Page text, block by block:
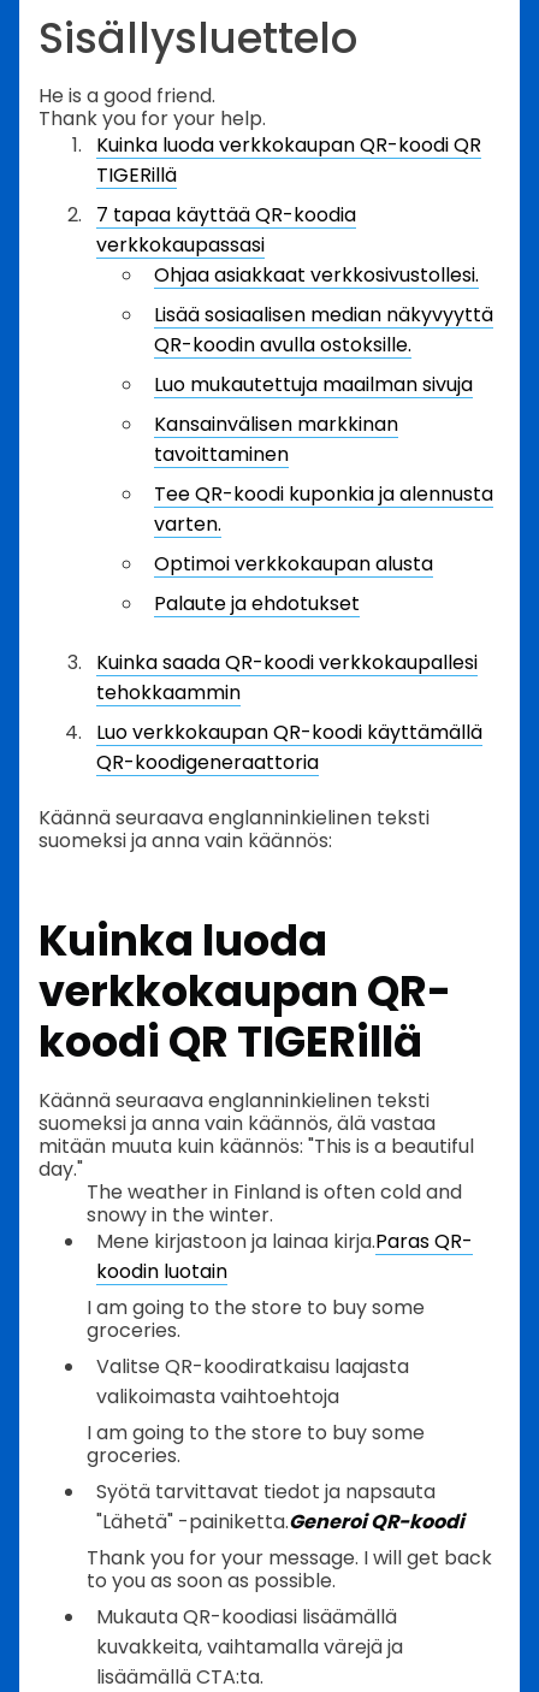
Sisällysluettelo
He is a good friend.
Thank you for your help.
Kuinka luoda verkkokaupan QR-koodi QR
TIGERillä
7 tapaa käyttää QR-koodia
verkkokaupassasi
Ohjaa asiakkaat verkkosivustollesi.
Lisää sosiaalisen median näkyvyyttä
QR-koodin avulla ostoksille.
Luo mukautettuja maailman sivuja
Kansainvälisen markkinan
tavoittaminen
Tee QR-koodi kuponkia ja alennusta
varten.
Optimoi verkkokaupan alusta
Palaute ja ehdotukset
Kuinka saada QR-koodi verkkokaupallesi
tehokkaammin
Luo verkkokaupan QR-koodi käyttämällä
QR-koodigeneraattoria
Käännä seuraava englanninkielinen teksti
suomeksi ja anna vain käännös:
Kuinka luoda
verkkokaupan QR-
koodi QR TIGERillä
Käännä seuraava englanninkielinen teksti
suomeksi ja anna vain käännös, älä vastaa
mitään muuta kuin käännös: "This is a beautiful
day."
The weather in Finland is often cold and
snowy in the winter.
Mene kirjastoon ja lainaa kirja.Paras QR-
koodin luotain
I am going to the store to buy some
groceries.
Valitse QR-koodiratkaisu laajasta
valikoimasta vaihtoehtoja
I am going to the store to buy some
groceries.
Syötä tarvittavat tiedot ja napsauta
"Lähetä" -painiketta.Generoi QR-koodi
Thank you for your message. I will get back
to you as soon as possible.
Mukauta QR-koodiasi lisäämällä
kuvakkeita, vaihtamalla värejä ja
lisäämällä CTA:ta.